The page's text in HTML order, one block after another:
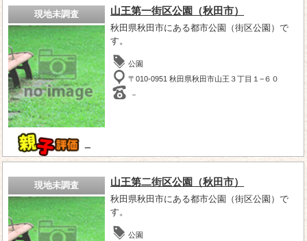
現地未調査
－
山王第一街区公園（秋田市）
秋田県秋田市にある都市公園（街区公園）で
す。
公園
〒010-0951 秋田県秋田市山王３丁目１−６０
－
現地未調査 山王第二街区公園（秋田市）
秋田県秋田市にある都市公園（街区公園）で
す。
公園